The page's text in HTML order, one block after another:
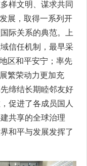
样文明、谋求共同
展，取得一系列开
际关系的典范。上
信任机制，最早采
区和平安宁；率先
繁荣动力更加充
缔结长期睦邻友好
促进了各成员国人
共享的全球治理
和平与发展发挥了